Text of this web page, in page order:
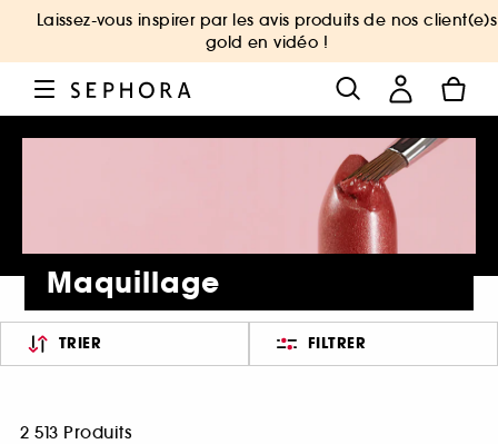
Laissez-vous inspirer par les avis produits de nos client(e)s
gold en vidéo !
Maquillage
TRIER FILTRER
2 513 Produits